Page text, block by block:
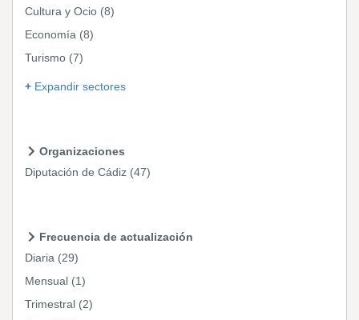
Cultura y Ocio (8)
Economía (8)
Turismo (7)
Expandir sectores
Organizaciones
Diputación de Cádiz (47)
Frecuencia de actualización
Diaria (29)
Mensual (1)
Trimestral (2)